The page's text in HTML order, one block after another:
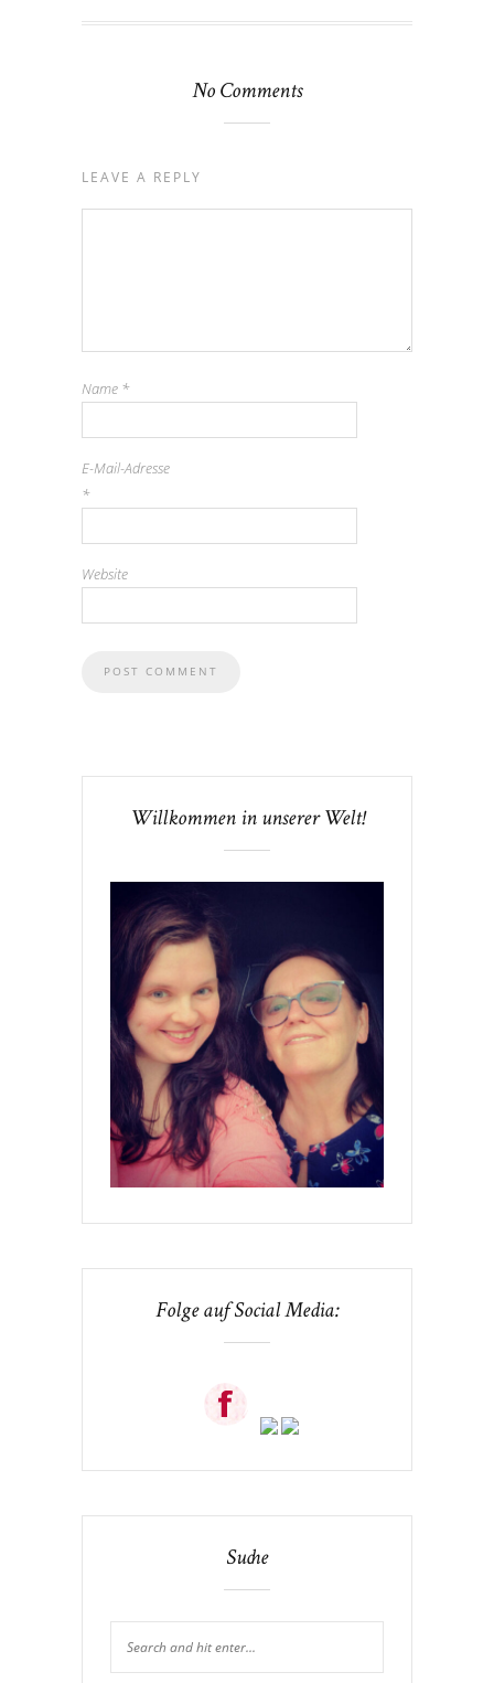
No Comments
LEAVE A REPLY
Name *
E-Mail-Adresse
*
Website
Willkommen in unserer Welt!
Folge auf Social Media:
Suche